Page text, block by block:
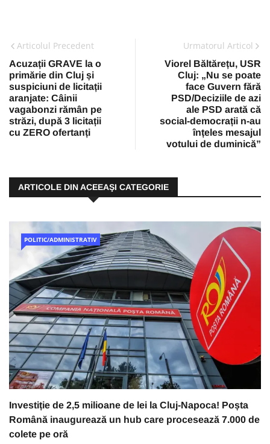
Articolul Precedent
Acuzații GRAVE la o
primărie din Cluj și
suspiciuni de licitații
aranjate: Câinii
vagabonzi rămân pe
străzi, după 3 licitații
cu ZERO ofertanți
Urmatorul Articol
Viorel Băltărețu, USR
Cluj: „Nu se poate
face Guvern fără
PSD/Deciziile de azi
ale PSD arată că
social-democrații n-au
înțeles mesajul
votului de duminică”
ARTICOLE DIN ACEEAŞI CATEGORIE
POLITIC/ADMINISTRATIV
Investiție de 2,5 milioane de lei la Cluj-Napoca! Poșta
Română inaugurează un hub care procesează 7.000 de
colete pe oră